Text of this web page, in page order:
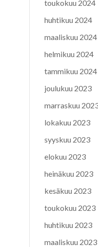
toukokuu 2024
huhtikuu 2024
maaliskuu 2024
helmikuu 2024
tammikuu 2024
joulukuu 2023
marraskuu
lokakuu 2023
syyskuu 2023
elokuu 2023
heinäkuu 2023
kesäkuu 2023
toukokuu 2023
huhtikuu 2023
maaliskuu 2023